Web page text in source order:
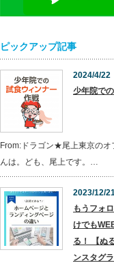
ピックアップ記事
2024/4/22
少年院で
From:ドラゴン★尾上東京のオ
んは。ども、尾上です。…
2023/12/21
もうフォ
けでも
る！ 【ぬ
ンスタグ